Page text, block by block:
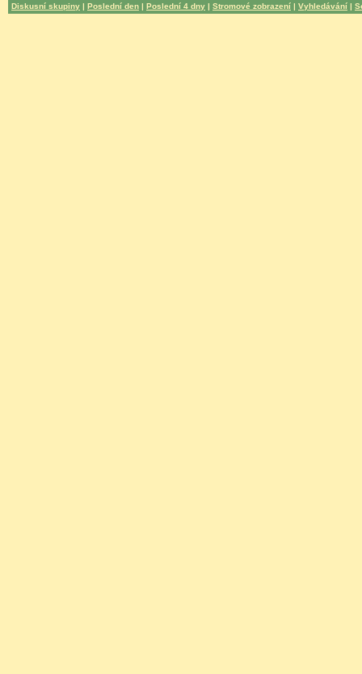
Diskusní skupiny | Poslední den | Poslední 4 dny | Stromové zobrazení | Vyhledávání |